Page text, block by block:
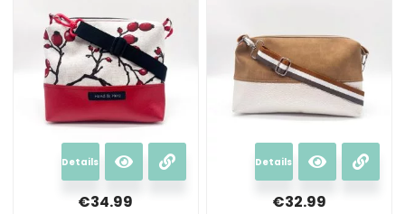
Details
€34.99
Details
€32.99